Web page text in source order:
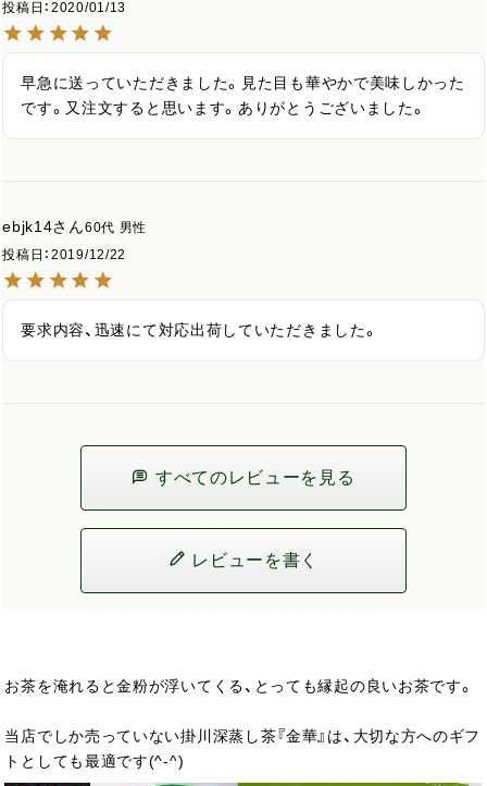
投稿日 2020/01/13
早急に送っていただきました。見た目も華やかで美味しかった
です。又注文すると思います。ありがとうございました。
ebjk14 60代 男性
投稿日
2019/12/22
要求内容、迅速にて対応出荷していただきました。
すべてのレビューを見る
レビューを書く
お茶を淹れると金粉が浮いてくる、とっても縁起の良いお茶です。
当店でしか売っていない掛川深蒸し茶『金華』は、大切な方へのギフ
トとしても最適です(^-^)